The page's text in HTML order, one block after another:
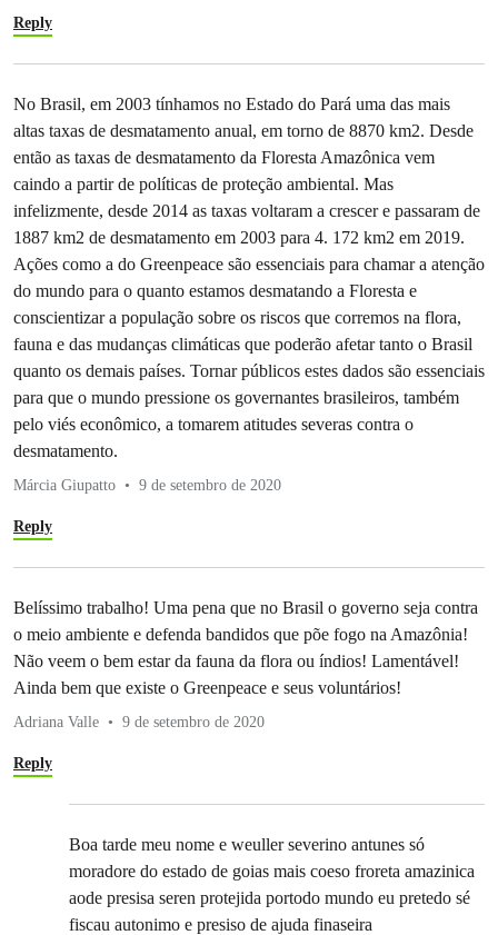
Reply
No Brasil, em 2003 tínhamos no Estado do Pará uma das mais
altas taxas de desmatamento anual, em torno de 8870 km2. Desde
então as taxas de desmatamento da Floresta Amazônica vem
caindo a partir de políticas de proteção ambiental. Mas
infelizmente, desde 2014 as taxas voltaram a crescer e passaram de
1887 km2 de desmatamento em 2003 para 4. 172 km2 em 2019.
Ações como a do Greenpeace são essenciais para chamar a atenção
do mundo para o quanto estamos desmatando a Floresta e
conscientizar a população sobre os riscos que corremos na flora,
fauna e das mudanças climáticas que poderão afetar tanto o Brasil
quanto os demais países. Tornar públicos estes dados são essenciais
para que o mundo pressione os governantes brasileiros, também
pelo viés econômico, a tomarem atitudes severas contra o
desmatamento.
Márcia Giupatto 9 de setembro de 2020
Reply
Belíssimo trabalho! Uma pena que no Brasil o governo seja contra
o meio ambiente e defenda bandidos que põe fogo na Amazônia!
Não veem o bem estar da fauna da flora ou índios! Lamentável!
Ainda bem que existe o Greenpeace e seus voluntários!
Adriana Valle 9 de setembro de 2020
Reply
Boa tarde meu nome e weuller severino antunes só
moradore do estado de goias mais coeso froreta amazinica
aode presisa seren protejida portodo mundo eu pretedo sé
fiscau autonimo e presiso de ajuda finaseira